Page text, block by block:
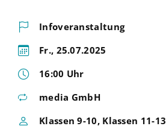
Infoveranstaltung
Fr., 25.07.2025
16:00 Uhr
media GmbH
Klassen 9-10, Klassen 11-13